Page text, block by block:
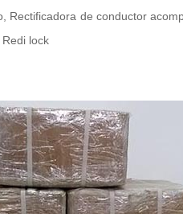
Rectificadora de conductor
lock